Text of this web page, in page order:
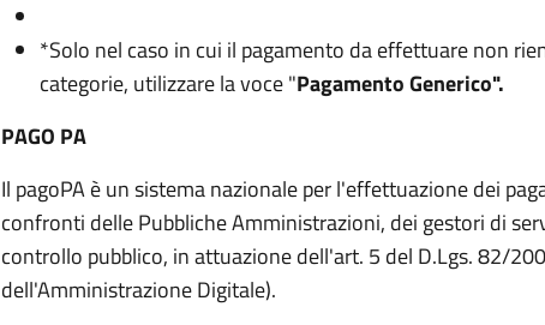
*Solo nel caso in cui il pagamento da effettuare non
categorie, utilizzare la voce "Pagamento Generico".
PAGO PA
Il pagoPA è un sistema nazionale per l'effettuazione dei
confronti delle Pubbliche Amministrazioni, dei gestori di
controllo pubblico, in attuazione dell'art. 5 del D.Lgs. 82/
dell'Amministrazione Digitale).